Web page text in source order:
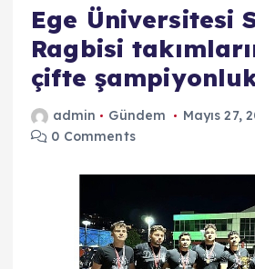
Ege Üniversitesi
Ragbisi
çifte
admin Gündem
Mayıs 27,
0 Comments